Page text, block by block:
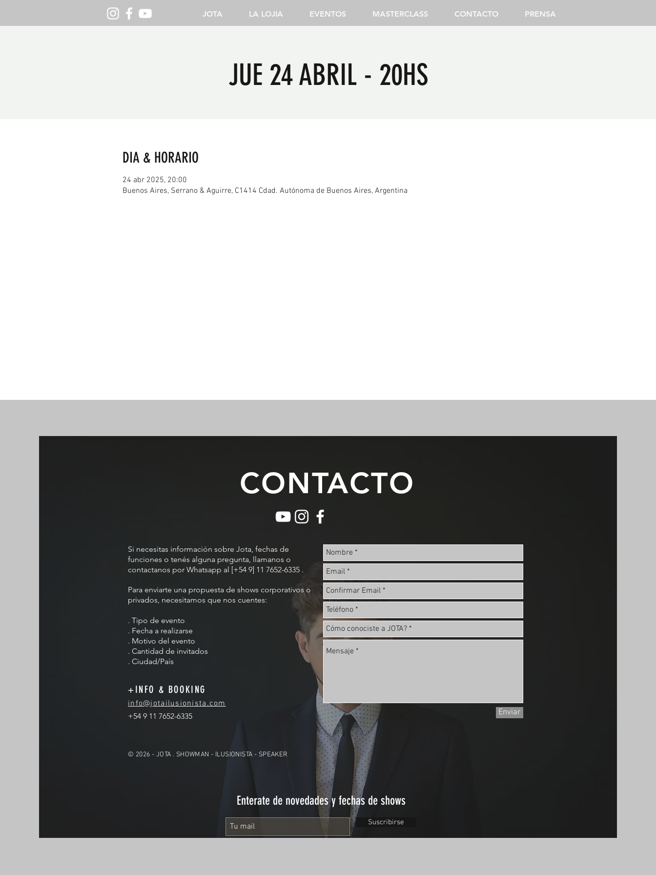
JOTA LA LOJIA EVENTOS MASTERCLASS CONTACTO PRENSA
JUE 24 ABRIL - 20HS
DIA & HORARIO
24 abr 2025, 20:00
Buenos Aires, Serrano & Aguirre, C1414 Cdad. Autónoma de Buenos Aires, Argentina
CONTACTO
Si necesitas información sobre Jota, fechas de
funciones o tenés alguna pregunta, llamanos o
contactanos por Whatsapp al [+54 9] 11 7652-6335 .
Para enviarte una propuesta de shows corporativos o
privados, necesitamos que nos cuentes:
. Tipo de evento
. Fecha a realizarse
. Motivo del evento
. Cantidad de invitados
. Ciudad/País
+INFO & BOOKING
info@jotailusionista.com
+54 9 11 7652-6335 Enviar
© 2026 - JOTA . SHOWMAN - ILUSIONISTA - SPEAKER
Enterate de novedades y fechas de shows
Suscribirse